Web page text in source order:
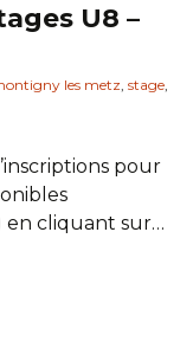
U8 –
les metz stage
pour
en cliquant sur…